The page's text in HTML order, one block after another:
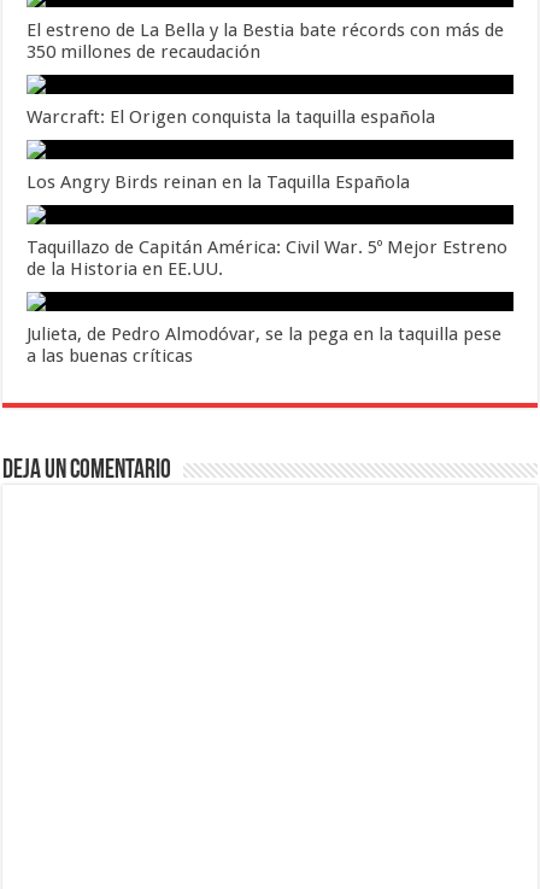
El estreno de La Bella y la Bestia bate récords con más de
350 millones de recaudación
Warcraft: El Origen conquista la taquilla española
Los Angry Birds reinan en la Taquilla Española
Taquillazo de Capitán América: Civil War. 5º Mejor Estreno
de la Historia en EE.UU.
Julieta, de Pedro Almodóvar, se la pega en la taquilla pese
a las buenas críticas
Deja un comentario